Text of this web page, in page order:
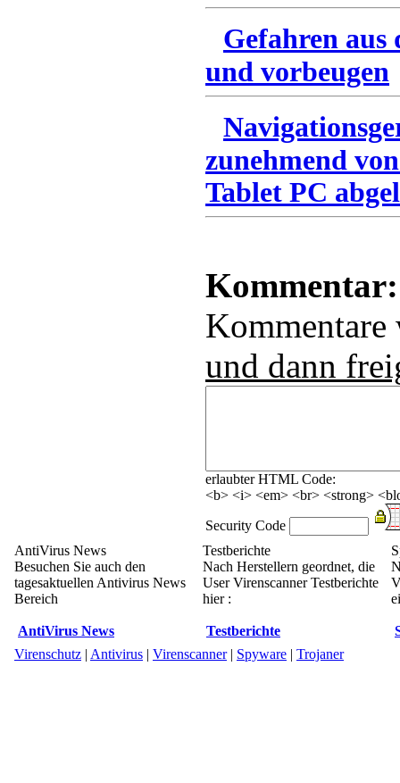
Gefahren
und vorbeugen
zunehmend
Tablet PC
Kommentar:
und dann
erlaubter HTML Code:
<b> <i> <em> <br> <strong>
Security Code
AntiVirus News
Besuchen Sie auch den
tagesaktuellen Antivirus News
Bereich
AntiVirus News
Testberichte
Nach Herstellern geordnet, die
User Virenscanner Testberichte
hier :
Testberichte
Virenschutz | Antivirus | Virenscanner| Spyware | Trojaner